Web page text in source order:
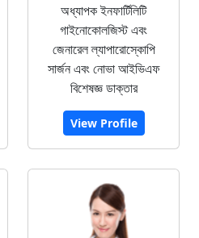
অধ্যাপক ইনফার্টিলিটি
গাইনোকোলজিস্ট এবং
জেনারেল ল্যাপারোস্কোপি
সার্জন এবং নোভা আইভিএফ
বিশেষজ্ঞ ডাক্তার
View Profile